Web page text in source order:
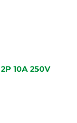
10A 250V